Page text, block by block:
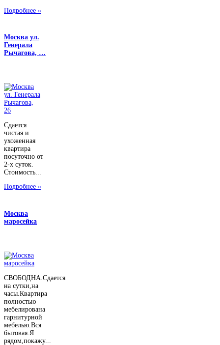
Подробнее »
Москва ул.
Генерала
Рычагова, …
Сдается
чистая и
ухоженная
квартира
посуточно от
2-х суток.
Стоимость...
Подробнее »
Москва
маросейка
СВОБОДНА.Сдается
на сутки,на
часы.Квартира
полностью
мебелирована
гарнитурной
мебелью.Вся
бытовая.Я
рядом,покажу...